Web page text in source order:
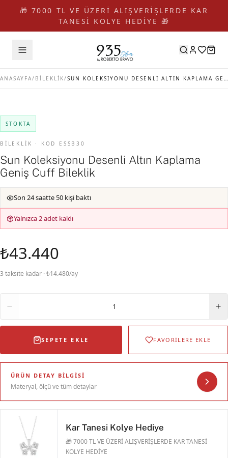
🎁 7000 TL VE ÜZERİ ALIŞVERİŞLERDE KAR
TANESİ KOLYE HEDİYE 🎁
ANASAYFA/ BİLEKLİK/ SUN KOLEKSIYONU DESENLI ALTIN KAPLAMA GENIŞ CUFF BILEKLIK
STOKTA
BİLEKLİK · KOD ESSB30
Sun Koleksiyonu Desenli Altın Kaplama
Geniş Cuff Bileklik
Son 24 saatte 50 kişi baktı
Yalnızca 2 adet kaldı
₺43.440
3 taksite kadar · ₺14.480/ay
1
SEPETE EKLE FAVORİLERE EKLE
ÜRÜN DETAY BILGISI
Materyal, ölçü ve tüm detaylar
Kar Tanesi Kolye Hediye
🎁 7000 TL VE ÜZERİ ALIŞVERİŞLERDE KAR TANESİ
KOLYE HEDİYE